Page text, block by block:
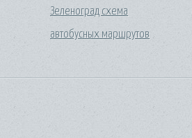
Зеленоград схема
автобусных маршрутов